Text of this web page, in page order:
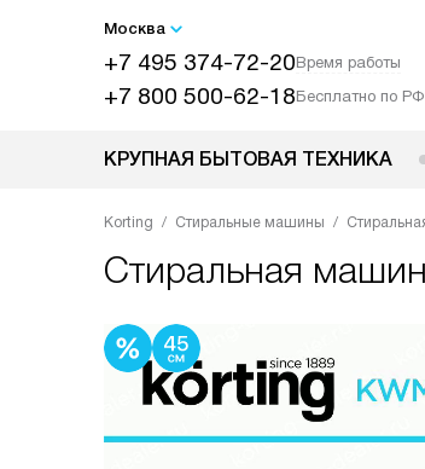
Москва
+7 495 374-72-20Время работы
+7 800 500-62-18Бесплатно по РФ
КРУПНАЯ БЫТОВАЯ ТЕХНИКА
Korting Стиральные машины
Cтиральная